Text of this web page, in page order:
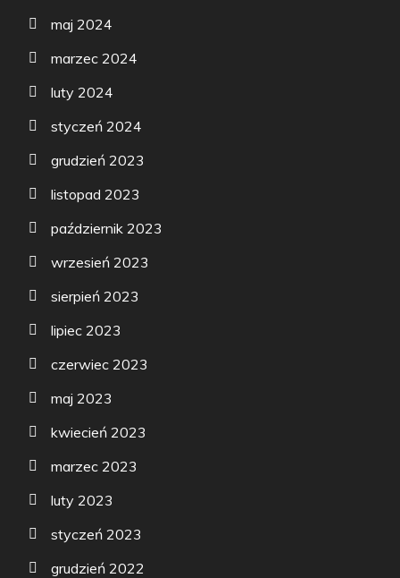
maj 2024
marzec 2024
luty 2024
styczeń 2024
grudzień 2023
listopad 2023
październik 2023
wrzesień 2023
sierpień 2023
lipiec 2023
czerwiec 2023
maj 2023
kwiecień 2023
marzec 2023
luty 2023
styczeń 2023
grudzień 2022